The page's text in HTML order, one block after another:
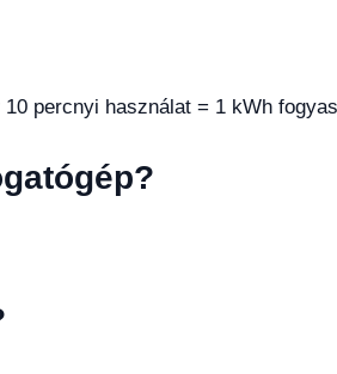
percnyi használat = 1 kWh